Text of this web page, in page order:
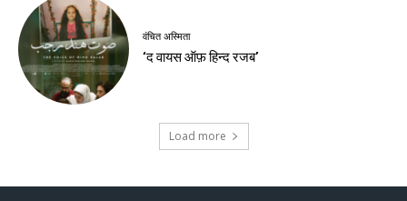
वंचित अस्मिता
‘द वायस ऑफ़ हिन्द रजब’
Load more